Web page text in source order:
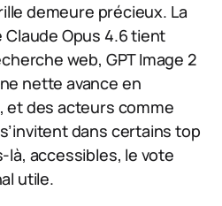
demeure précieux. La
Claude Opus 4.6 tient
web, GPT Image 2
nette avance en
et des acteurs comme
dans certains top
là, accessibles, le vote
utile.